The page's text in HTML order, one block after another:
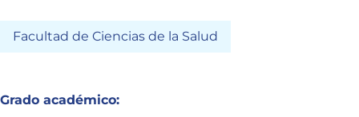
Facultad de Ciencias de la Salud
Grado académico: